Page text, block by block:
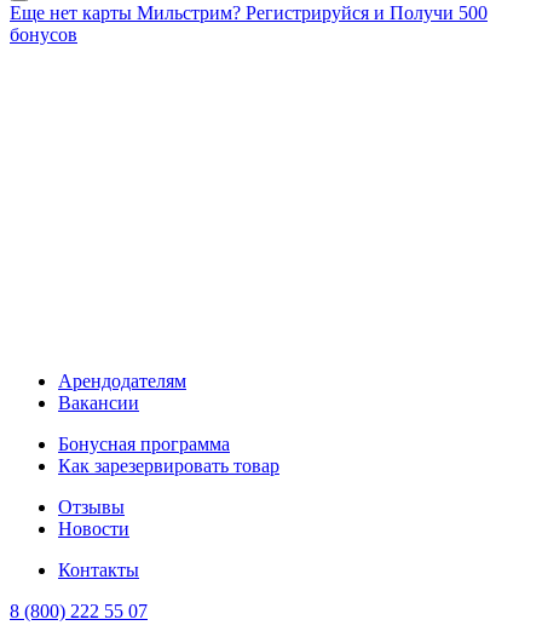
Еще нет карты Мильстрим? Регистрируйся и Получи 500
бонусов
Арендодателям
Вакансии
Бонусная программа
Как зарезервировать товар
Отзывы
Новости
Контакты
8 (800) 222 55 07